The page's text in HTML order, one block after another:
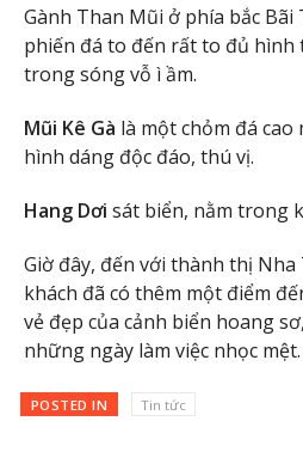
Gành Than Mũi ở phía bắc Bãi
phiến đá to đến rất to đủ hình
trong sóng vỗ ì ầm.
Mũi Kê Gà là một chỏm đá
hình dáng độc đáo, thú vị.
Hang Dơi sát biển, nằm trong
Giờ đây, đến với thành thị
khách đã có thêm một điểm
vẻ đẹp của cảnh biển hoang
những ngày làm việc nhọc mệt.
POSTED IN Tin tức